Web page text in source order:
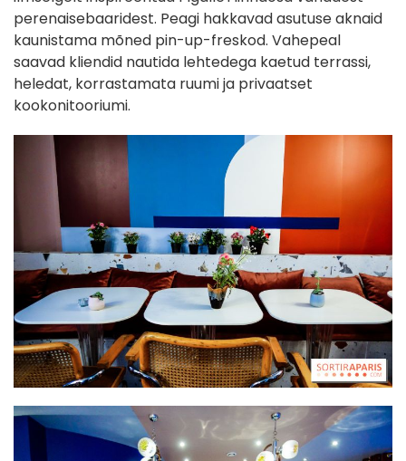
perenaisebaaridest. Peagi hakkavad asutuse aknaid
kaunistama mõned pin-up-freskod. Vahepeal
saavad kliendid nautida lehtedega kaetud terrassi,
heledat, korrastamata ruumi ja privaatset
kookonitooriumi.